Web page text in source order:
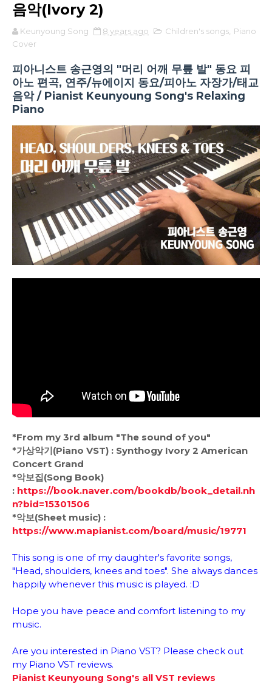
음악(Ivory 2)
Keunyoung Song 8 years ago Children's songs Piano
Cover
피아니스트 송근영의 "머리 어깨 무릎 발" 동요 피
아노 편곡, 연주/뉴에이지 동요/피아노 자장가/태교
음악 / Pianist Keunyoung Song's Relaxing
Piano
*From my 3rd album "The sound of you"
*가상악기(Piano VST) : Synthogy Ivory 2 American
Concert Grand
*악보집(Song Book)
: https://book.naver.com/bookdb/book_detail.nh
n?bid=15301506
*악보(Sheet music) :
https://www.mapianist.com/board/music/19771
This song is one of my daughter's favorite songs,
"Head, shoulders, knees and toes". She always dances
happily whenever this music is played. :D
Hope you have peace and comfort listening to my
music.
Are you interested in Piano VST? Please check out
my Piano VST reviews.
Pianist Keunyoung Song's all VST reviews